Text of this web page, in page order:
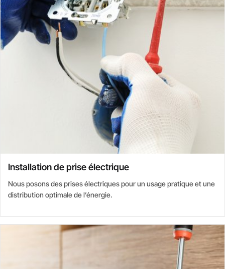
Installation de prise électrique
Nous posons des prises électriques pour un usage pratique et une
distribution optimale de l’énergie.